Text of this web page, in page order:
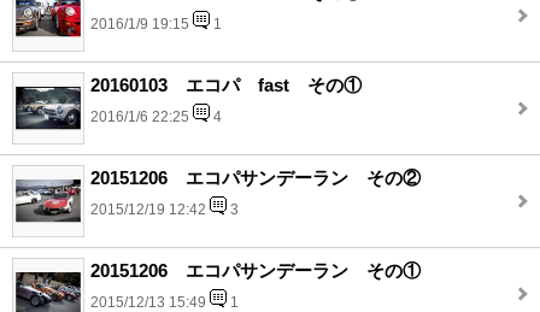
2016/1/9 19:15 1
20160103 エコパ fast その①
2016/1/6 22:25 4
20151206 エコパサンデーラン その②
2015/12/19 12:42 3
20151206 エコパサンデーラン その①
2015/12/13 15:49 1